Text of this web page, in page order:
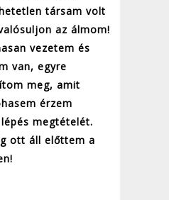
társam volt
az álmom!
vezetem és
van, egyre
meg, amit
érzem
megtételét.
ott áll előttem a